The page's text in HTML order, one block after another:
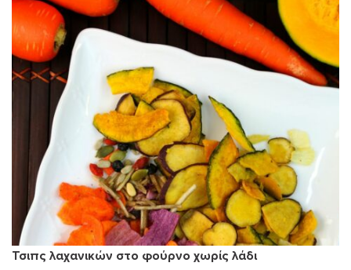
Τσιπς λαχανικών στο φούρνο χωρίς λάδι